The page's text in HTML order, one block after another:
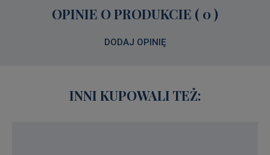
OPINIE O PRODUKCIE ( 0 )
DODAJ OPINIĘ
INNI KUPOWALI TEŻ: